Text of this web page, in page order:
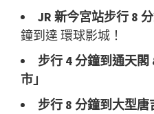
JR 新今宮站步行 8
鐘到達 環球影城！
步行 4 分鐘到通天
市」
步行 8 分鐘到大型唐